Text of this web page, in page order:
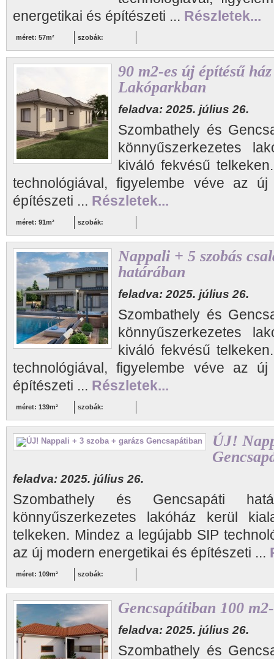
energetikai és építészeti ... Részletek...
méret: 57m² szobák:
90 m2-es új építésű
Lakóparkban
feladva: 2025. július 26.
Szombathely és
könnyűszerkezetes
kiváló fekvésű
technológiával, figyelembe véve az
építészeti ... Részletek...
méret: 91m² szobák:
Nappali + 5 szobás
határában
feladva: 2025. július 26.
Szombathely és
könnyűszerkezetes
kiváló fekvésű
technológiával, figyelembe véve az
építészeti ... Részletek...
méret: 139m² szobák:
ÚJ!
feladva: 2025. július 26.
Szombathely és Gencsapáti
könnyűszerkezetes lakóház kerül
telkeken. Mindez a legújabb SIP
az új modern energetikai és építészeti ...
méret: 109m² szobák:
Gencsapátiban 100
feladva: 2025. július 26.
Szombathely és